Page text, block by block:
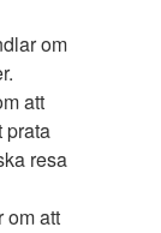
om
att
prata
resa
om att